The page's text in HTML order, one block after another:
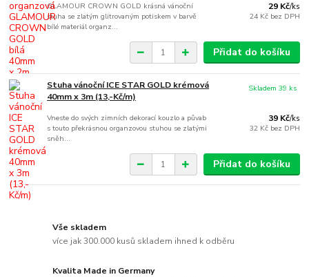
GLAMOUR CROWN GOLD krásná vánoční
stuha se zlatým glitrovaným potiskem v barvě
bílé materiál organz...
29 Kč/ks
24 Kč bez DPH
Přidat do košíku
Stuha vánoční ICE STAR GOLD krémová
40mm x 3m (13,-Kč/m)
Vneste do svých zimních dekorací kouzlo a půvab
s touto překrásnou organzovou stuhou se zlatými
sněh...
39 Kč/ks
32 Kč bez DPH
Skladem 39 ks
Přidat do košíku
Vše skladem
více jak 300.000 kusů skladem ihned k odběru
Kvalita Made in Germany